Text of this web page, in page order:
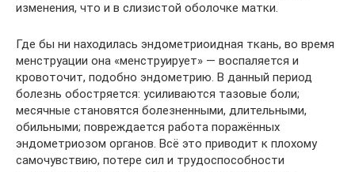
изменения, что и в слизистой оболочке матки.
Где бы ни находилась эндометриоидная ткань, во время
менструации она «менструирует» — воспаляется и
кровоточит, подобно эндометрию. В данный период
болезнь обостряется: усиливаются тазовые боли;
месячные становятся болезненными, длительными,
обильными; повреждается работа поражённых
эндометриозом органов. Всё это приводит к плохому
самочувствию, потере сил и трудоспособности